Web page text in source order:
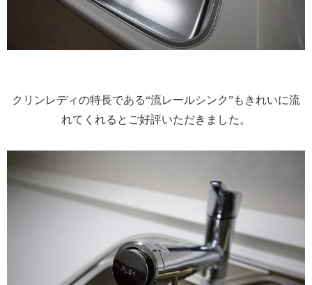
クリンレディの特長である“流レールシンク”もきれいに流
れてくれるとご好評いただきました。